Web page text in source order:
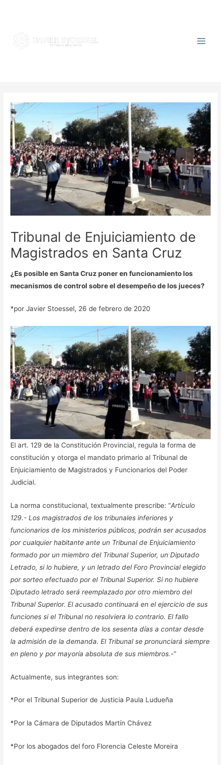
Tribunal de Enjuiciamiento de
Magistrados en Santa Cruz
¿Es posible en Santa Cruz poner en funcionamiento los
mecanismos de control sobre el desempeño de los jueces?
*por Javier Stoessel, 26 de febrero de 2020
El art. 129 de la Constitución Provincial, regula la forma de
constitución y otorga el mandato primario al Tribunal de
Enjuiciamiento de Magistrados y Funcionarios del Poder
Judicial.
La norma constitucional, textualmente prescribe: “Artículo
129.- Los magistrados de los tribunales inferiores y
funcionarios de los ministerios públicos, podrán ser acusados
por cualquier habitante ante un Tribunal de Enjuiciamiento
formado por un miembro del Tribunal Superior, un Diputado
Letrado, si lo hubiere, y un letrado del Foro Provincial elegido
por sorteo efectuado por el Tribunal Superior. Si no hubiere
Diputado letrado será reemplazado por otro miembro del
Tribunal Superior. El acusado continuará en el ejercicio de sus
funciones si el Tribunal no resolviera lo contrario. El fallo
deberá expedirse dentro de los sesenta días a contar desde
la admisión de la demanda. El Tribunal se pronunciará siempre
en pleno y por mayoría absoluta de sus miembros.-“
Actualmente, sus integrantes son:
*Por el Tribunal Superior de Justicia Paula Ludueña
*Por la Cámara de Diputados Martín Chávez
*Por los abogados del foro Florencia Celeste Moreira